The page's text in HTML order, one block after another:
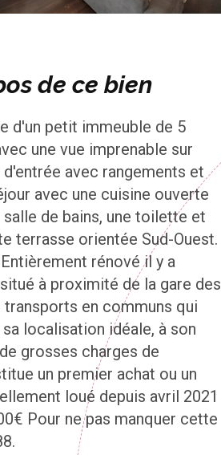
de ce bien
d'un petit immeuble de 5
une vue imprenable sur
avec rangements et
avec une cuisine ouverte
de bains, une toilette et
terrasse orientée Sud-Ouest.
rénové il y a
à proximité de la gare des
en communs qui
localisation idéale, à son
grosses charges de
un premier achat ou un
loué depuis avril 2021
Pour ne pas manquer cette